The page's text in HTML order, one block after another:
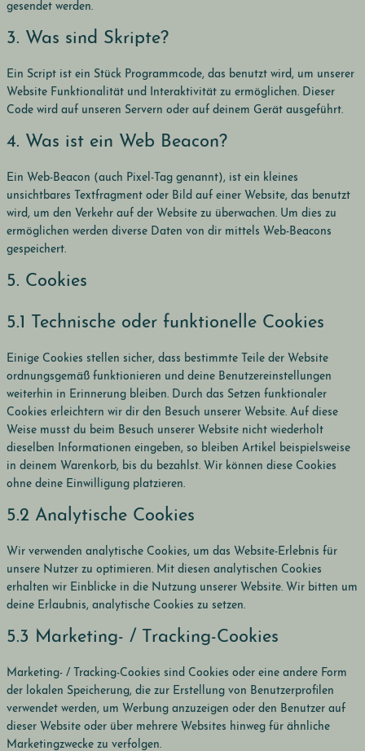
gesendet werden.
3. Was sind Skripte?
Ein Script ist ein Stück Programmcode, das benutzt wird, um unserer
Website Funktionalität und Interaktivität zu ermöglichen. Dieser
Code wird auf unseren Servern oder auf deinem Gerät ausgeführt.
4. Was ist ein Web Beacon?
Ein Web-Beacon (auch Pixel-Tag genannt), ist ein kleines
unsichtbares Textfragment oder Bild auf einer Website, das benutzt
wird, um den Verkehr auf der Website zu überwachen. Um dies zu
ermöglichen werden diverse Daten von dir mittels Web-Beacons
gespeichert.
5. Cookies
5.1 Technische oder funktionelle Cookies
Einige Cookies stellen sicher, dass bestimmte Teile der Website
ordnungsgemäß funktionieren und deine Benutzereinstellungen
weiterhin in Erinnerung bleiben. Durch das Setzen funktionaler
Cookies erleichtern wir dir den Besuch unserer Website. Auf diese
Weise musst du beim Besuch unserer Website nicht wiederholt
dieselben Informationen eingeben, so bleiben Artikel beispielsweise
in deinem Warenkorb, bis du bezahlst. Wir können diese Cookies
ohne deine Einwilligung platzieren.
5.2 Analytische Cookies
Wir verwenden analytische Cookies, um das Website-Erlebnis für
unsere Nutzer zu optimieren. Mit diesen analytischen Cookies
erhalten wir Einblicke in die Nutzung unserer Website. Wir bitten um
deine Erlaubnis, analytische Cookies zu setzen.
5.3 Marketing- / Tracking-Cookies
Marketing- / Tracking-Cookies sind Cookies oder eine andere Form
der lokalen Speicherung, die zur Erstellung von Benutzerprofilen
verwendet werden, um Werbung anzuzeigen oder den Benutzer auf
dieser Website oder über mehrere Websites hinweg für ähnliche
Marketingzwecke zu verfolgen.